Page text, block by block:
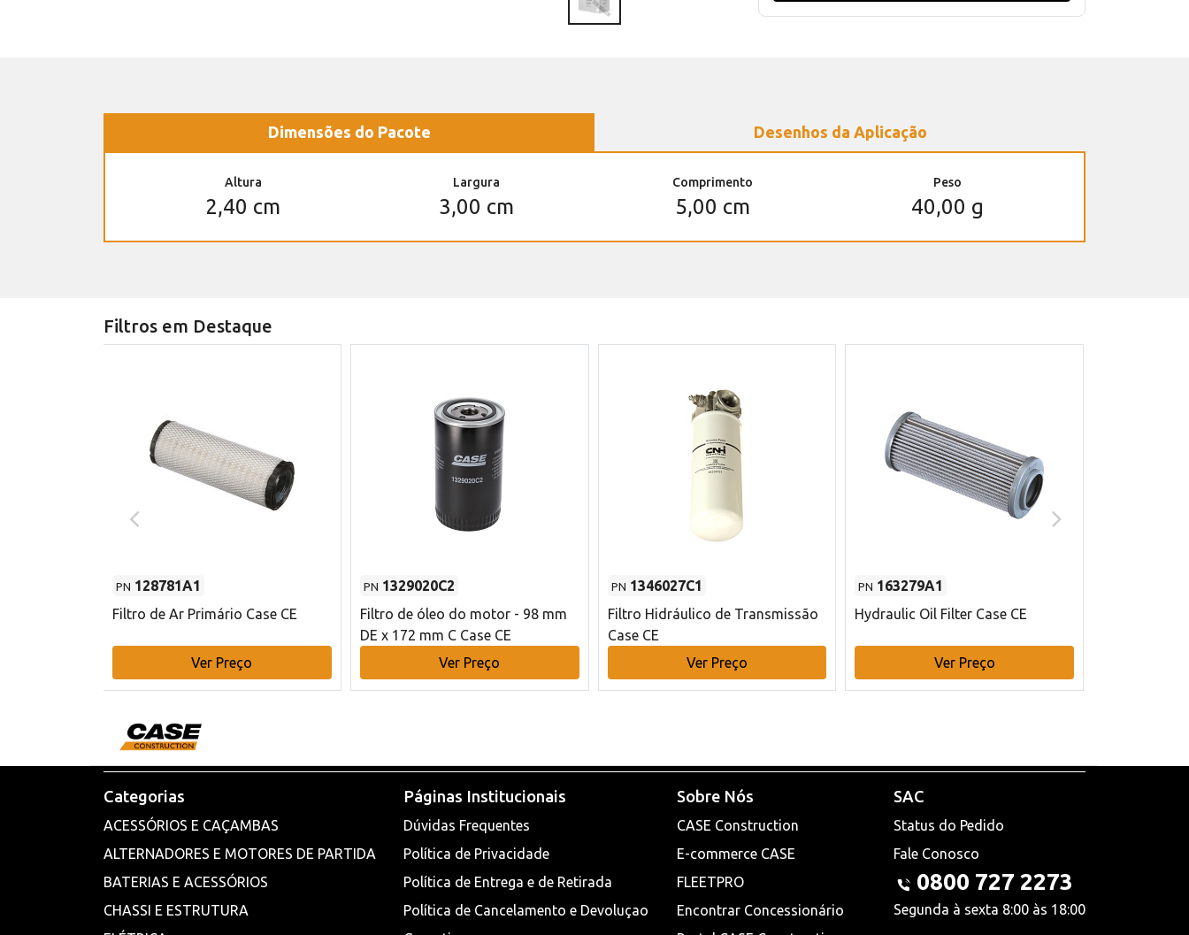
Dimensões do Pacote Desenhos da Aplicação
Altura
2,40 cm
Largura
3,00 cm
Comprimento
5,00 cm
Peso
40,00 g
Filtros em Destaque
PN 128781A1
Filtro de Ar Primário Case CE
Ver Preço
PN 1329020C2
Filtro de óleo do motor - 98 mm
DE x 172 mm C Case CE
Ver Preço
PN 1346027C1
Filtro Hidráulico de Transmissão
Case CE
Ver Preço
PN 163279A1
Hydraulic Oil Filter Case CE
Ver Preço
Categorias
ACESSÓRIOS E CAÇAMBAS
ALTERNADORES E MOTORES DE PARTIDA
BATERIAS E ACESSÓRIOS
CHASSI E ESTRUTURA
Páginas Institucionais
Dúvidas Frequentes
Política de Privacidade
Política de Entrega e de Retirada
Política de Cancelamento e Devoluçao
Sobre Nós
CASE Construction
E-commerce CASE
FLEETPRO
Encontrar Concessionário
SAC
Status do Pedido
Fale Conosco
0800 727 2273
Segunda à sexta 8:00 às 18:00